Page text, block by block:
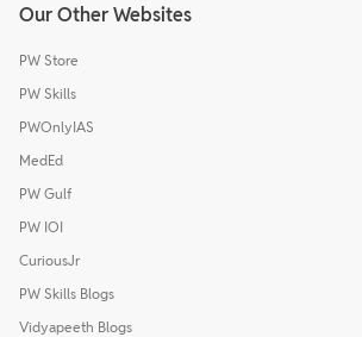
Our Other Websites
PW Store
PW Skills
PWOnlyIAS
MedEd
PW Gulf
PW IOI
CuriousJr
PW Skills Blogs
Vidyapeeth Blogs